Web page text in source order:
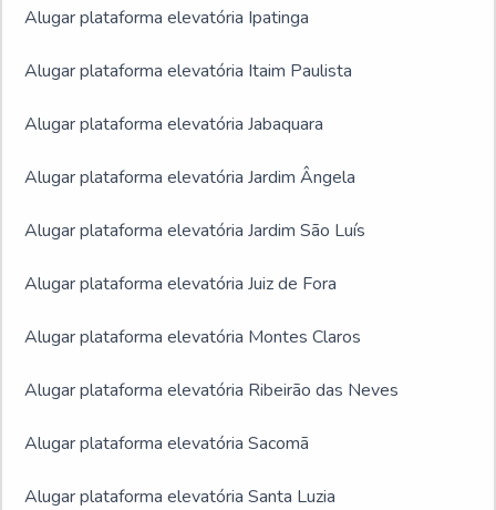
Alugar plataforma elevatória Ipatinga
Alugar plataforma elevatória Itaim Paulista
Alugar plataforma elevatória Jabaquara
Alugar plataforma elevatória Jardim Ângela
Alugar plataforma elevatória Jardim São Luís
Alugar plataforma elevatória Juiz de Fora
Alugar plataforma elevatória Montes Claros
Alugar plataforma elevatória Ribeirão das Neves
Alugar plataforma elevatória Sacomã
Alugar plataforma elevatória Santa Luzia